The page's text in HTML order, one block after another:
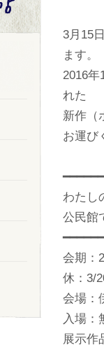
3月15
ます。
2016年
れた
新作（
お運び
わたし
公民館
会期：
休：3/
会場：
入場：
展示作